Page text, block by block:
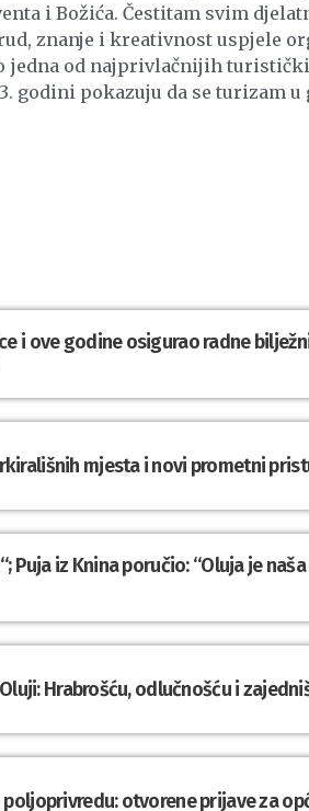
i Božića. Čestitam svim
znanje i kreativnost uspjele
jedna od najprivlačnijih
godini pokazuju da se turizam u
i ove godine osigurao radne
mjesta i novi prometni
Puja iz Knina poručio: “Oluja je
Hrabrošću, odlučnošću i
poljoprivredu: otvorene prijave za